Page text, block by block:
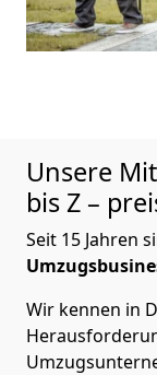
Unsere
bis Z –
Seit 15 Jahren
Wir kennen in